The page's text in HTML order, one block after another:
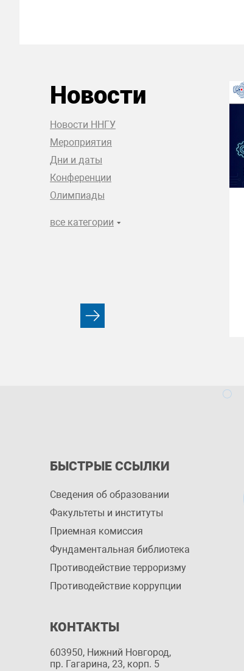
Новости
Новости ННГУ
Мероприятия
Дни и даты
Конференции
Олимпиады
все категории
БЫСТРЫЕ ССЫЛКИ
Сведения об образовании
Факультеты и институты
Приемная комиссия
Фундаментальная библиотека
Противодействие терроризму
Противодействие коррупции
КОНТАКТЫ
603950, Нижний Новгород,
пр. Гагарина, 23, корп. 5